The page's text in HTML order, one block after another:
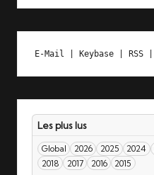
E-Mail Keybase | RSS |
Les plus lus
Global 2026 2025 2024
2018
2017 2016 2015